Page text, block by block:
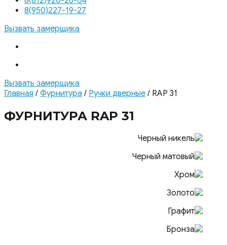
8(950)227-19-27
Вызвать замерщика
Вызвать замерщика
Главная / Фурнитура / Ручки дверные / RAP 31
ФУРНИТУРА RAP 31